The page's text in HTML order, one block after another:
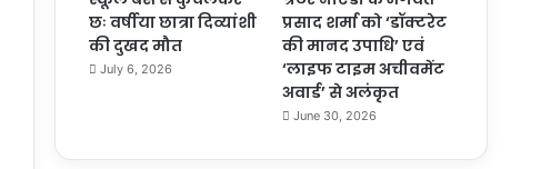
छः वर्षीया छात्रा दिव्यांशी
की दुखद मौत
July 6, 2026
प्रसाद शर्मा को ‘डॉक्टरेट
की मानद उपाधि’ एवं
‘लाइफ टाइम अचीवमेंट
अवार्ड’ से अलंकृत
June 30, 2026